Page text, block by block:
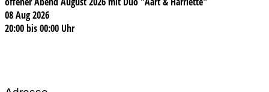
08 Aug 2026
20:00bis00:00 Uhr